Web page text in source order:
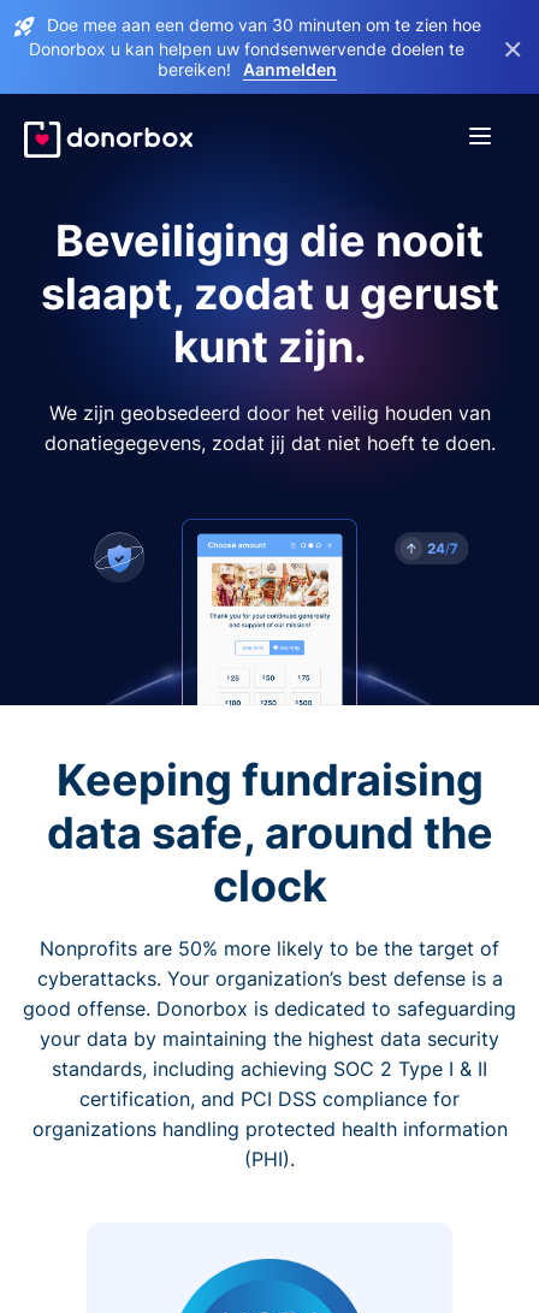
Doe mee aan een demo van 30 minuten om te zien hoe
Donorbox u kan helpen uw fondsenwervende doelen te
bereiken!
Aanmelden
×
Beveiliging die nooit
slaapt, zodat u gerust
kunt zijn.
We zijn geobsedeerd door het veilig houden van
donatiegegevens, zodat jij dat niet hoeft te doen.
Keeping fundraising
data safe, around the
clock
Nonprofits are 50% more likely to be the target of
cyberattacks. Your organization’s best defense is a
good offense. Donorbox is dedicated to safeguarding
your data by maintaining the highest data security
standards, including achieving SOC 2 Type I & II
certification, and PCI DSS compliance for
organizations handling protected health information
(PHI).